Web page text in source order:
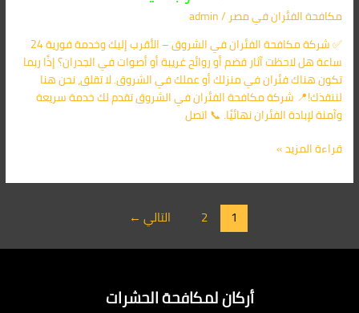
مكافحة الفئران​ في مصر/
admin
✅ شركة مكافحة الفئران في الشروق – الأقرب إليك وخدمة فورية 24
ساعة هل لاحظت آثار قضم أو روائح غريبة أو أصوات في الجدران؟ إذًا ربما
تكون هناك فئران في منزلك أو عملك في الشروق. لا تقلق، نحن هنا
لننقذك!📍 شركة مكافحة الفئران في الشروق تقدم لك خدمة سريعة
وآمنة لإبادة الفئران نهائيًا. 📞 اتصل
قراءة المزيد »
1
2 التالي ←
أركان لمكافحة الحشرات